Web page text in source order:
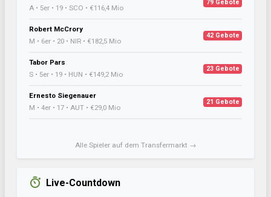
A • 5er • 19 • SCO • €116,4 Mio
79 Gebote
Robert McCrory
M • 6er • 20 • NIR • €182,5 Mio
42 Gebote
Tabor Pars
S • 5er • 19 • HUN • €149,2 Mio
23 Gebote
Ernesto Siegenauer
M • 4er • 17 • AUT • €29,0 Mio
21 Gebote
Alle Spieler auf dem Transfermarkt →
Live-Countdown